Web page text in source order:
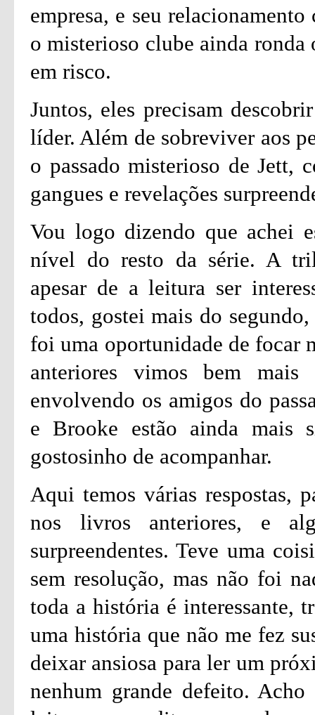
empresa, e seu
o misterioso clube ainda
em risco.
Juntos, eles precisam
líder. Além de sobreviver aos
o passado misterioso de Jett,
gangues e revelações
Vou logo dizendo que achei
nível do resto da série. A
apesar de a leitura ser
todos, gostei mais do
foi uma oportunidade de focar
anteriores vimos bem
envolvendo os amigos do
e Brooke estão ainda mais
gostosinho de acompanhar.
Aqui temos várias respostas,
nos livros anteriores, e
surpreendentes. Teve uma
sem resolução, mas não foi
toda a história é interessante,
uma história que não me fez
deixar ansiosa para ler um
nenhum grande defeito.